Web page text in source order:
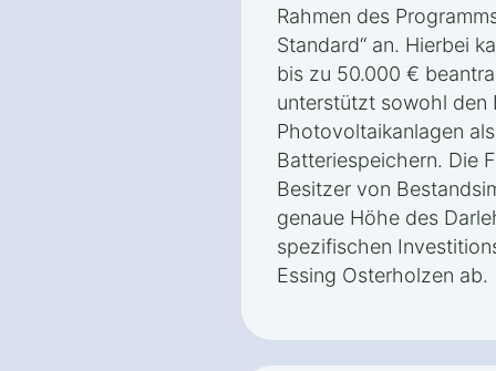
Rahmen des
Standard“ an. Hierbei
bis zu 50.000 €
unterstützt sowohl den
Photovoltaikanlagen
Batteriespeichern. Die
Besitzer von
genaue Höhe des
spezifischen
Essing Osterholzen ab.